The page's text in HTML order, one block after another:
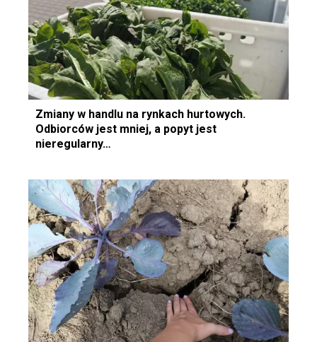
Zmiany w handlu na rynkach hurtowych.
Odbiorców jest mniej, a popyt jest
nieregularny…